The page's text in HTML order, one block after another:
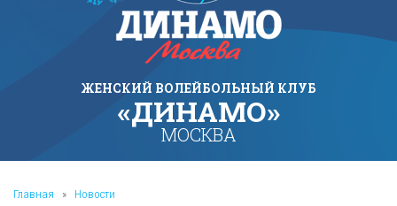
ЖЕНСКИЙ ВОЛЕЙБОЛЬНЫЙ КЛУБ
«ДИНАМО»
МОСКВА
Главная » Новости